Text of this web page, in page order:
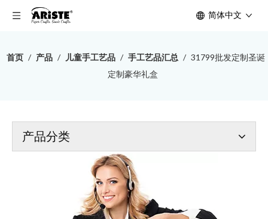
简体中文
首页 / 产品 / 儿童手工艺品 / 手工艺品汇总 / 31799批发定制圣诞
定制豪华礼盒
产品分类